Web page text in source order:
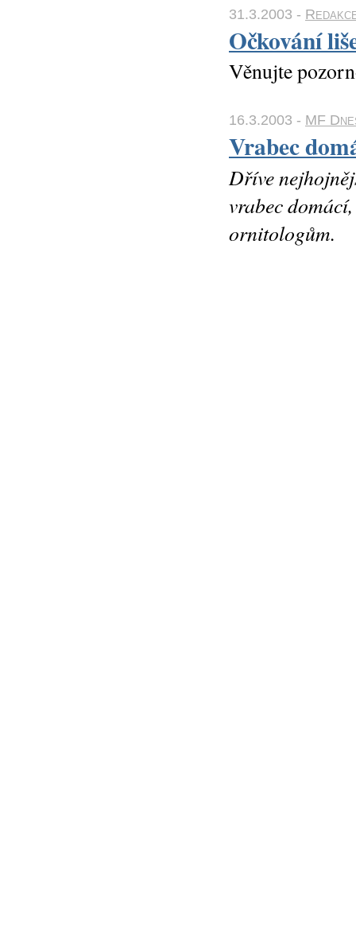
31.3.2003 -
Očkování
Věnujte
16.3.2003 - MF
Vrabec
Dříve
vrabec
ornitologům.